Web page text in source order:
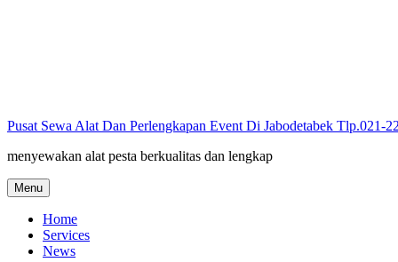
Pusat Sewa Alat Dan Perlengkapan Event Di Jabodetabek Tlp.021-
menyewakan alat pesta berkualitas dan lengkap
Menu
Home
Services
News